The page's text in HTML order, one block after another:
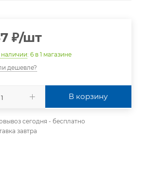
₽/шт
наличии: 6 в 1 магазине
дешевле?
В корзину
сегодня - бесплатно
завтра